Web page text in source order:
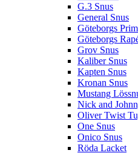
G.3 Snus
General Snus
Göteborgs
Göteborgs
Grov Snus
Kaliber Snus
Kapten Snus
Kronan Snus
Mustang
Nick and
Oliver Twist
One Snus
Onico Snus
Röda Lacket